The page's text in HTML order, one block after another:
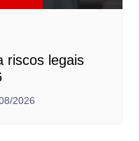
legais em
2026